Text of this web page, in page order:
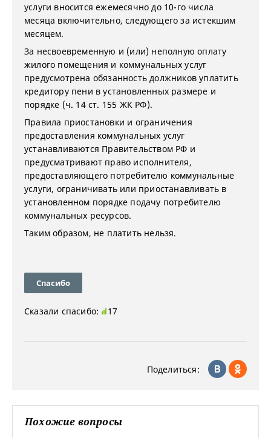
услуги вносится ежемесячно до 10-го числа
месяца включительно, следующего за истекшим
месяцем.
За несвоевременную и (или) неполную оплату
жилого помещения и коммунальных услуг
предусмотрена обязанность должников уплатить
кредитору пени в установленных размере и
порядке (ч. 14 ст. 155 ЖК РФ).
Правила приостановки и ограничения
предоставления коммунальных услуг
устанавливаются Правительством РФ и
предусматривают право исполнителя,
предоставляющего потребителю коммунальные
услуги, ограничивать или приостанавливать в
установленном порядке подачу потребителю
коммунальных ресурсов.
Таким образом, не платить нельзя.
Спасибо
Сказали спасибо: 17
Поделиться:
Похожие вопросы